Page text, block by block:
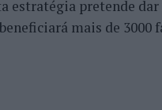
estratégia pretende
mais de